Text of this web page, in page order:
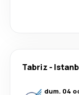
Tabriz -
dum. 04